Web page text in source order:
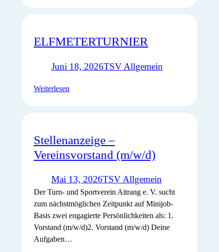
ELFMETERTURNIER
Juni 18, 2026TSV Allgemein
Weiterlesen
Stellenanzeige –
Vereinsvorstand (m/w/d)
Mai 13, 2026TSV Allgemein
Der Turn- und Sportverein Aitrang e. V. sucht
zum nächstmöglichen Zeitpunkt auf Minijob-
Basis zwei engagierte Persönlichkeiten als: 1.
Vorstand (m/w/d)2. Vorstand (m/w/d) Deine
Aufgaben…